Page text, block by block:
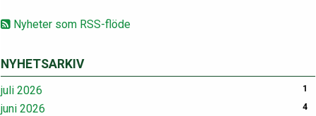
Nyheter som RSS-flöde
NYHETSARKIV
juli 2026 1
juni 2026 4